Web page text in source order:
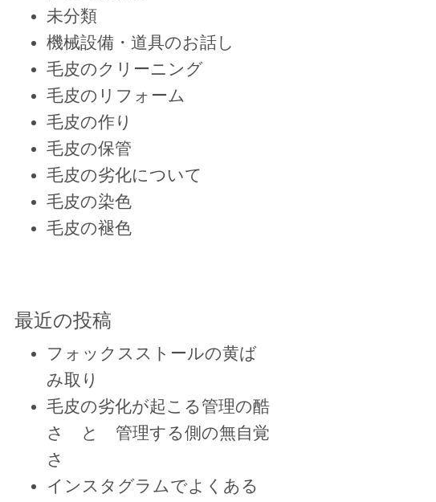
未分類
機械設備・道具のお話し
毛皮のクリーニング
毛皮のリフォーム
毛皮の作り
毛皮の保管
毛皮の劣化について
毛皮の染色
毛皮の褪色
最近の投稿
フォックスストールの黄ば
み取り
毛皮の劣化が起こる管理の酷
さ と 管理する側の無自覚
さ
インスタグラムでよくある